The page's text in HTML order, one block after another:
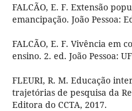
FALCÃO, E. F. Extensão
emancipação. João Pessoa:
FALCÃO, E. F. Vivência em
ensino. 2. ed. João Pessoa:
FLEURI, R. M. Educação
trajetórias de pesquisa da
Editora do CCTA, 2017.